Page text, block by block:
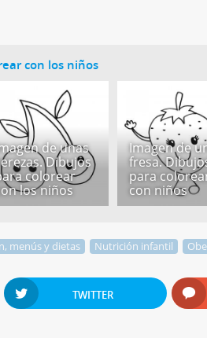
con los niños
de unas
Dibujos
colorear
los niños
Imagen de
fresa.
para
con niños
menús y dietas Nutrición infantil
TWITTER